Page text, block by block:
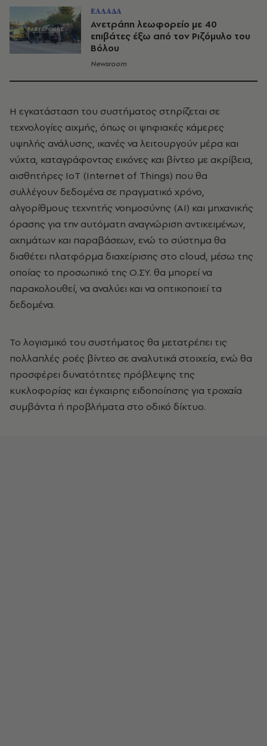
ΕΛΛΑΔΑ
Ανετράπη λεωφορείο με 40
επιβάτες έξω από τον Ριζόμυλο του
Βόλου
Newsroom
Η εγκατάσταση του συστήματος στηρίζεται σε
τεχνολογίες αιχμής, όπως οι ψηφιακές κάμερες
υψηλής ανάλυσης, ικανές να λειτουργούν μέρα και
νύχτα, καταγράφοντας εικόνες και βίντεο με ακρίβεια,
αισθητήρες IoT (Internet of Things) που θα
συλλέγουν δεδομένα σε πραγματικό χρόνο,
αλγορίθμους τεχνητής νοημοσύνης (AI) και μηχανικής
όρασης για την αυτόματη αναγνώριση αντικειμένων,
οχημάτων και παραβάσεων, ενώ το σύστημα θα
διαθέτει πλατφόρμα διαχείρισης στο cloud, μέσω της
οποίας το προσωπικό της Ο.ΣΥ. θα μπορεί να
παρακολουθεί, να αναλύει και να οπτικοποιεί τα
δεδομένα.
Το λογισμικό του συστήματος θα μετατρέπει τις
πολλαπλές ροές βίντεο σε αναλυτικά στοιχεία, ενώ θα
προσφέρει δυνατότητες πρόβλεψης της
κυκλοφορίας και έγκαιρης ειδοποίησης για τροχαία
συμβάντα ή προβλήματα στο οδικό δίκτυο.